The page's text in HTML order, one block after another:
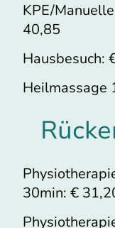
KPE/
40,85
Hausbesuch:
Heilmassage
30min: €